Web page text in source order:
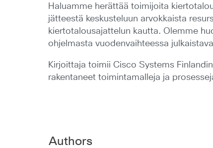
Haluamme herättää toimijoita
jätteestä keskusteluun arvokkaista
kiertotalousajattelun kautta. Olemme
ohjelmasta vuodenvaihteessa
Kirjoittaja toimii Cisco Systems
rakentaneet toimintamalleja ja
Authors